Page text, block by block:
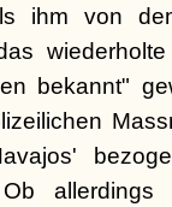
ihm von
bekannt"
allerdings